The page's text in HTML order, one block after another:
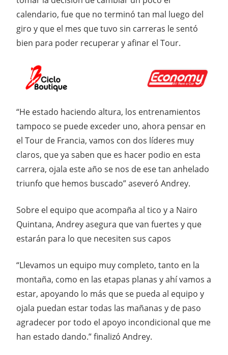
calendario, fue que no terminó tan mal luego del
giro y que el mes que tuvo sin carreras le sentó
bien para poder recuperar y afinar el Tour.
“He estado haciendo altura, los entrenamientos
tampoco se puede exceder uno, ahora pensar en
el Tour de Francia, vamos con dos líderes muy
claros, que ya saben que es hacer podio en esta
carrera, ojala este año se nos de ese tan anhelado
triunfo que hemos buscado” aseveró Andrey.
Sobre el equipo que acompaña al tico y a Nairo
Quintana, Andrey asegura que van fuertes y que
estarán para lo que necesiten sus capos
“Llevamos un equipo muy completo, tanto en la
montaña, como en las etapas planas y ahí vamos a
estar, apoyando lo más que se pueda al equipo y
ojala puedan estar todas las mañanas y de paso
agradecer por todo el apoyo incondicional que me
han estado dando.” finalizó Andrey.